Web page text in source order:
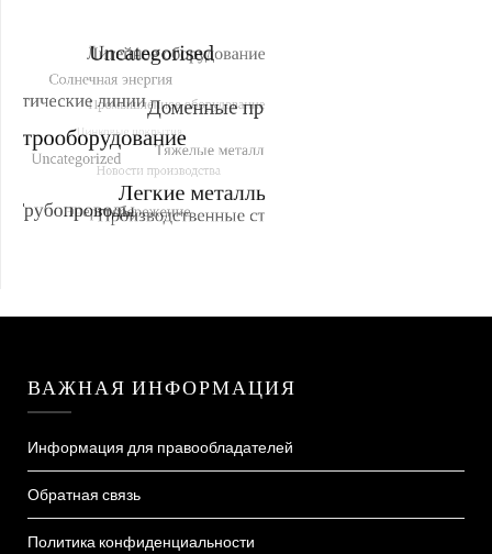
ВАЖНАЯ ИНФОРМАЦИЯ
Информация для правообладателей
Обратная связь
Политика конфиденциальности